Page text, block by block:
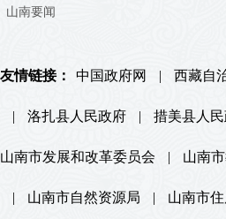
山南要闻
友情链接： 中国政府网 | 西藏自
| 洛扎县人民政府 | 措美县人
山南市发展和改革委员会 | 山南
| 山南市自然资源局 | 山南市